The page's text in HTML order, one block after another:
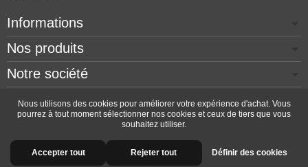
Informations
Nos produits
Notre société
Contactez-nous
Copyright © 2026 - Design by Prestacrea
- Ecommerce
software byPrestaShop™
Nous utilisons des cookies pour améliorer votre expérience d'achat. Vous
pourrez à tout moment sélectionner nos cookies et ceux de tiers que vous
souhaitez utiliser.
Accepter tout Rejeter tout Définir des cookies